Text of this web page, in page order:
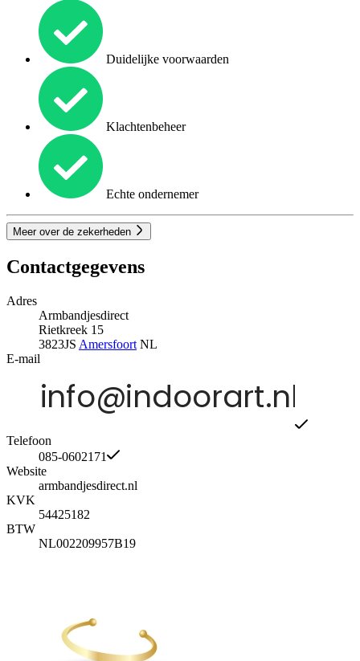
Duidelijke voorwaarden
Klachtenbeheer
Echte ondernemer
Meer over de zekerheden
Contactgegevens
Adres
Armbandjesdirect
Rietkreek 15
3823JS Amersfoort NL
E-mail
Telefoon
085-0602171
Website
armbandjesdirect.nl
KVK
54425182
BTW
NL002209957B19